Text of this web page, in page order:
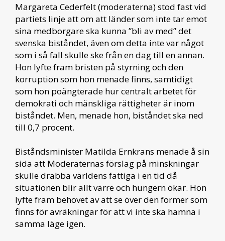
Margareta Cederfelt (moderaterna) stod fast vid
partiets linje att om att länder som inte tar emot
sina medborgare ska kunna ”bli av med” det
svenska biståndet, även om detta inte var något
som i så fall skulle ske från en dag till en annan.
Hon lyfte fram bristen på styrning och den
korruption som hon menade finns, samtidigt
som hon poängterade hur centralt arbetet för
demokrati och mänskliga rättigheter är inom
biståndet. Men, menade hon, biståndet ska ned
till 0,7 procent.
Biståndsminister Matilda Ernkrans menade å sin
sida att Moderaternas förslag på minskningar
skulle drabba världens fattiga i en tid då
situationen blir allt värre och hungern ökar. Hon
lyfte fram behovet av att se över den former som
finns för avräkningar för att vi inte ska hamna i
samma läge igen.